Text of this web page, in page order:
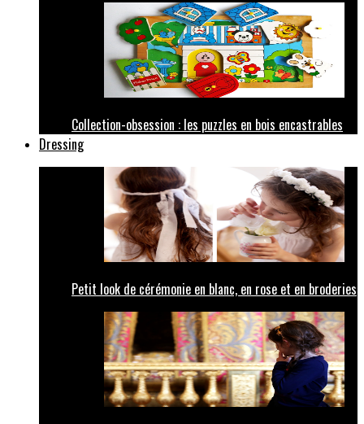
Collection-obsession : les puzzles en bois encastrables
Dressing
Petit look de cérémonie en blanc, en rose et en broderies